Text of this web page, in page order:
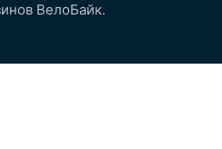
ВелоБайк.